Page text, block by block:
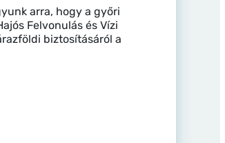
arra, hogy a győri
Felvonulás és Vízi
biztosításáról a